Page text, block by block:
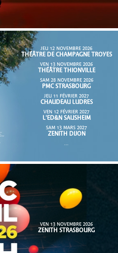
JEU 12 NOVEMBRE 2026
THÉÂTRE DE CHAMPAGNE TROYES
VEN 13 NOVEMBRE 2026
THÉÂTRE THIONVILLE
SAM 28 NOVEMBRE 2026
PMC STRASBOURG
JEU 11 FÉVRIER 2027
CHAUDEAU LUDRES
VEN 12 FÉVRIER 2027
L'ED&N SAUSHEIM
SAM 13 MARS 2027
ZENITH DIJON
...
VEN 13 NOVEMBRE 2026
ZENITH STRASBOURG